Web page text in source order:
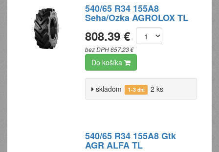
540/65 R34 155A8
Seha/Ozka AGROLOX TL
808.39 €
bez DPH 657.23 €
Do košíka
skladom 1-3 dni 2 ks
540/65 R34 155A8 Gtk
AGR ALFA TL